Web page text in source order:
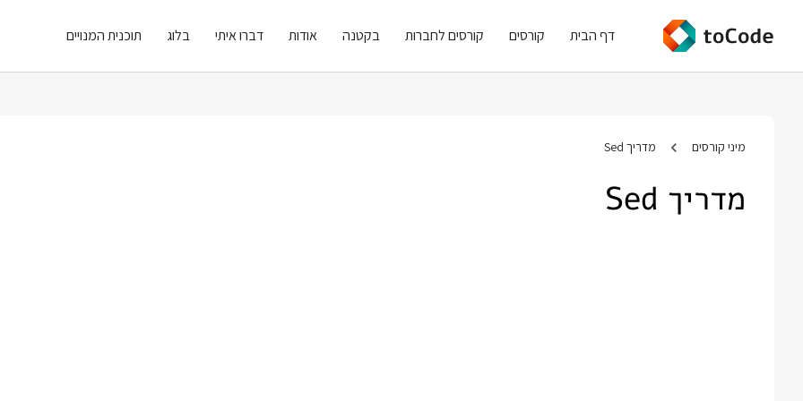
דף הבית קורסים קורסים לחברות בקטנה אודות דברו איתי בלוג תוכנית המנויים
מיני קורסים מדריך Sed
מדריך Sed